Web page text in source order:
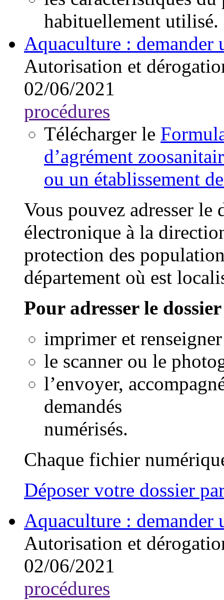
habituellement utilisé.
Aquaculture : demander
Autorisation et
02/06/2021
procédures
Télécharger le
d’agrément
ou un établissement
Vous pouvez adresser le
électronique à la
protection des
département où est
Pour adresser le
imprimer et
le scanner ou le
l’envoyer,
demandés
numérisés.
Chaque fichier
Déposer votre dossier
Aquaculture : demander
Autorisation et
02/06/2021
procédures